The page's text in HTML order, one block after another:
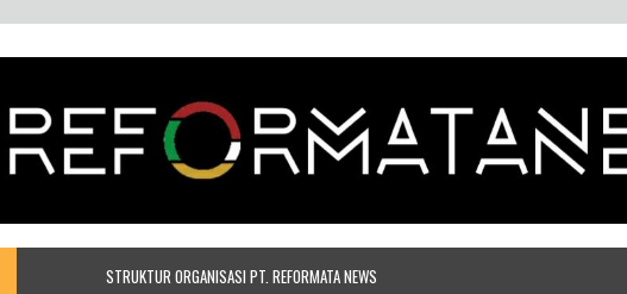
STRUKTUR ORGANISASI PT. REFORMATA NEWS